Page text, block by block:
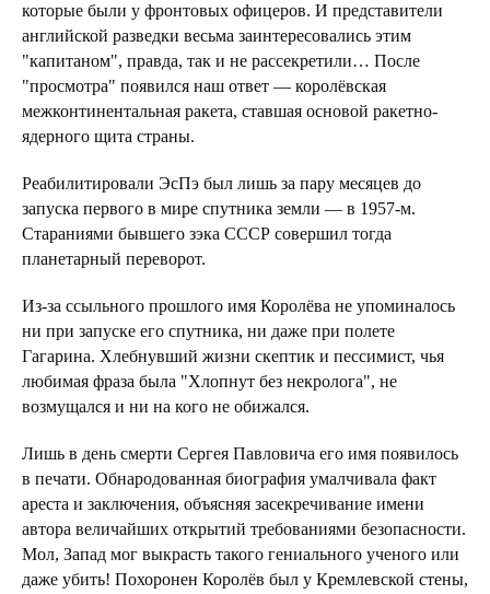
которые были у фронтовых офицеров. И представители
английской разведки весьма заинтересовались этим
"капитаном", правда, так и не рассекретили… После
"просмотра" появился наш ответ — королёвская
межконтинентальная ракета, ставшая основой ракетно-
ядерного щита страны.
Реабилитировали ЭсПэ был лишь за пару месяцев до
запуска первого в мире спутника земли — в 1957-м.
Стараниями бывшего зэка СССР совершил тогда
планетарный переворот.
Из-за ссыльного прошлого имя Королёва не упоминалось
ни при запуске его спутника, ни даже при полете
Гагарина. Хлебнувший жизни скептик и пессимист, чья
любимая фраза была "Хлопнут без некролога", не
возмущался и ни на кого не обижался.
Лишь в день смерти Сергея Павловича его имя появилось
в печати. Обнародованная биография умалчивала факт
ареста и заключения, объясняя засекречивание имени
автора величайших открытий требованиями безопасности.
Мол, Запад мог выкрасть такого гениального ученого или
даже убить! Похоронен Королёв был у Кремлевской стены,